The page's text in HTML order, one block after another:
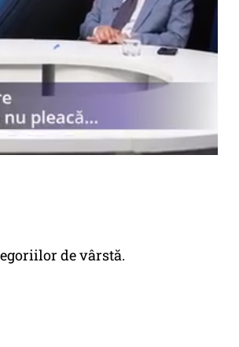
de vârstă.